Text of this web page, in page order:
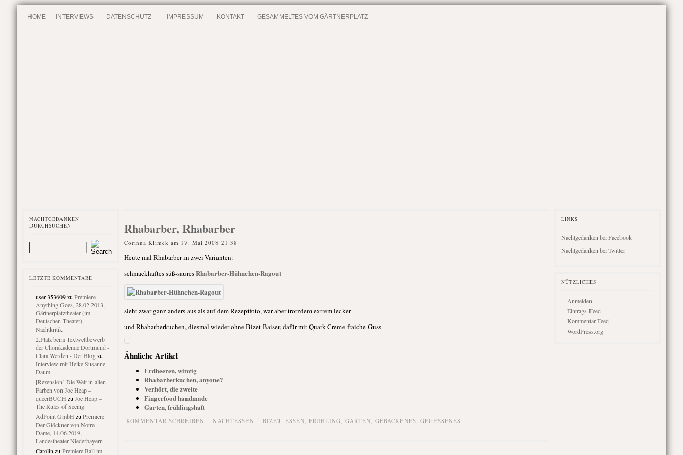
HOME INTERVIEWS DATENSCHUTZ IMPRESSUM KONTAKT GESAMMELTES VOM GÄRTNERPLATZ
NACHTGEDANKEN
DURCHSUCHEN
LETZTE KOMMENTARE
user-353609zu Premiere
Anything Goes, 28.02.2013,
Gärtnerplatztheater (im
Deutschen Theater) –
Nachtkritik
2.Platz beim Textwettbewerb
der Chorakademie Dortmund -
Clara Werden - Der Blogzu
Interview mit Heike Susanne
Daum
[Rezension] Die Welt in allen
Farben von Joe Heap –
queerBUCH zu Joe Heap –
The Rules of Seeing
AdPoint GmbH zu Premiere
Der Glöckner von Notre
Dame, 14.06.2019,
Landestheater Niederbayern
Carolin zu Premiere Ball im
Rhabarber, Rhabarber
Corinna Klimek am 17. Mai 2008 21:38
Heute mal Rhabarber in zwei Varianten:
schmackhaftes süß-sauresRhabarber-Hühnchen-Ragout
sieht zwar ganz anders aus als auf dem Rezeptfoto, war aber trotzdem extrem lecker
und Rhabarberkuchen, diesmal wieder ohne Bizet-Baiser, dafür mit Quark-Creme-fraiche-Guss
Ähnliche Artikel
Erdbeeren, winzig
Rhabarberkuchen, anyone?
Verhört, die zweite
Fingerfood handmade
Garten, frühlingshaft
KOMMENTAR SCHREIBEN NACHTESSEN BIZET, ESSEN, FRÜHLING, GARTEN, GEBACKENES, GEGESSENES
LINKS
Nachtgedanken bei Facebook
Nachtgedanken bei Twitter
NÜTZLICHES
Anmelden
Eintrags-Feed
Kommentar-Feed
WordPress.org